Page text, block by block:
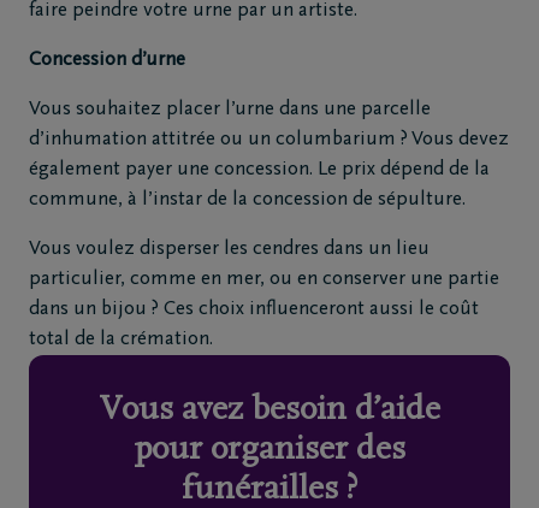
faire peindre votre urne par un artiste.
Concession d’urne
Vous souhaitez placer l’urne dans une parcelle
d’inhumation attitrée ou un columbarium ? Vous devez
également payer une concession. Le prix dépend de la
commune, à l’instar de la concession de sépulture.
Vous voulez disperser les cendres dans un lieu
particulier, comme en mer, ou en conserver une partie
dans un bijou ? Ces choix influenceront aussi le coût
total de la crémation.
Vous avez besoin d’aide
pour organiser des
funérailles ?